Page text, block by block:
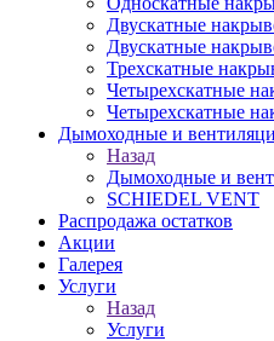
Двускатные
Двускатные
Трехскатные
Четырехскатные
Четырехскатные
Дымоходные и
Назад
Дымоходные и
SCHIEDEL VENT
Распродажа остатков
Акции
Галерея
Услуги
Назад
Услуги